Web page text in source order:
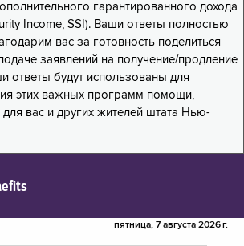
гарантированного дохода
Income, SSI). Ваши ответы полностью
вас за готовность поделиться
заявлений на получение/продление
ответы будут использованы для
этих важных программ помощи,
вас и других жителей штата Нью-
пятница, 7 августа 2026 г.